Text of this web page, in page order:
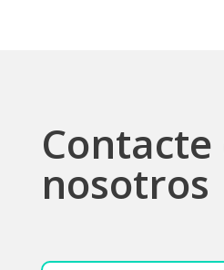
Contacte
nosotros